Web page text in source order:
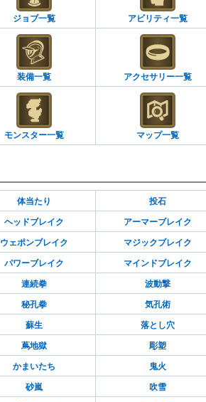
ジョブ一覧 アビリティ一覧
装備一覧 アクセサリー一覧
モンスター一覧 マップ一覧
体当たり 投石
ヘッドブレイク アーマーブレイク
ウェポンブレイク マジックブレイク
パワーブレイク マインドブレイク
連続拳 波動撃
秘孔拳 気孔術
蘇生 落とし穴
蔦地獄 彫塑
かまいたち 鬼火
砂嵐 吹雪